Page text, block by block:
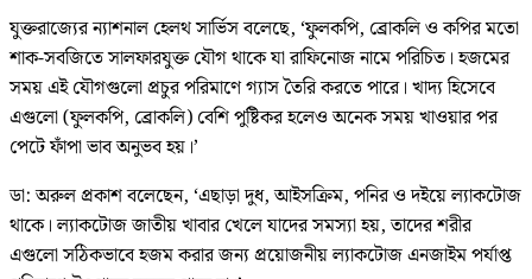
যুক্তরাজ্যের ন্যাশনাল হেলথ সার্ভিস বলেছে, ‘ফুলকপি, ব্রোকলি ও কপির মতো
শাক-সবজিতে সালফারযুক্ত যৌগ থাকে যা রাফিনোজ নামে পরিচিত। হজমের
সময় এই যৌগগুলো প্রচুর পরিমাণে গ্যাস তৈরি করতে পারে। খাদ্য হিসেবে
এগুলো (ফুলকপি, ব্রোকলি) বেশি পুষ্টিকর হলেও অনেক সময় খাওয়ার পর
পেটে ফাঁপা ভাব অনুভব হয়।’
ডা: অরুল প্রকাশ বলেছেন, ‘এছাড়া দুধ, আইসক্রিম, পনির ও দইয়ে ল্যাকটোজ
থাকে। ল্যাকটোজ জাতীয় খাবার খেলে যাদের সমস্যা হয়, তাদের শরীর
এগুলো সঠিকভাবে হজম করার জন্য প্রয়োজনীয় ল্যাকটোজ এনজাইম পর্যাপ্ত